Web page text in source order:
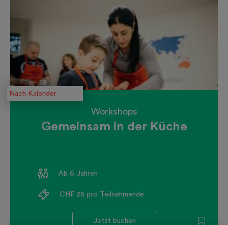
Nach Kalender
Workshops
Gemeinsam in der Küche
Ab 6 Jahren
CHF 25 pro Teilnehmende
Jetzt buchen